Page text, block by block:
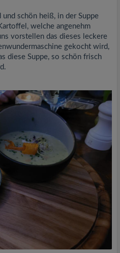
und schön heiß, in der Suppe
welche angenehm
vorstellen das dieses leckere
gekocht wird,
diese Suppe, so schön frisch